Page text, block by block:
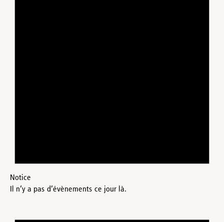
Notice
Il n’y a pas d’évènements ce jour là.